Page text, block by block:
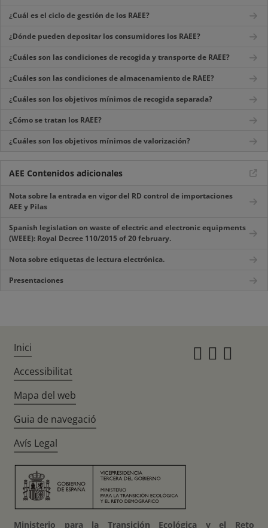
¿Cuál es el ciclo de gestión de los RAEE?
¿Dónde pueden depositar los consumidores los RAEE?
¿Cuáles son las condiciones de recogida y transporte de RAEE?
¿Cuáles son las condiciones de almacenamiento de RAEE?
¿Cuáles son los objetivos mínimos de recogida separada?
¿Cómo se tratan los RAEE?
¿Cuáles son los objetivos mínimos de valorización?
AEE Contenidos adicionales
Nota sobre la entrada en vigor del RD control de importaciones
AEE y Pilas
Spanish legislation on waste of electric and electronic equipments
(WEEE): Royal Decree 110/2015 of 20 february.
Nota sobre etiquetas de lectura electrónica.
Presentaciones
Inici
Accessibilitat
Mapa del web
Guia de navegació
Avís Legal
Ministerio para la Transición Ecológica y el Reto